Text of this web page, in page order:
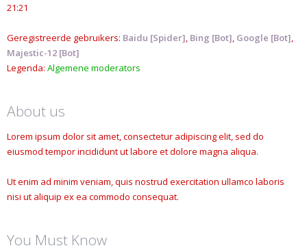
21:21
Geregistreerde gebruikers: Baidu [Spider], Bing [Bot], Google [Bot],
Majestic-12 [Bot]
Legenda: Algemene moderators
About us
Lorem ipsum dolor sit amet, consectetur adipiscing elit, sed do
eiusmod tempor incididunt ut labore et dolore magna aliqua.
Ut enim ad minim veniam, quis nostrud exercitation ullamco laboris
nisi ut aliquip ex ea commodo consequat.
You Must Know